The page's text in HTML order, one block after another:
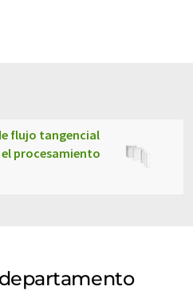
flujo tangencial
procesamiento